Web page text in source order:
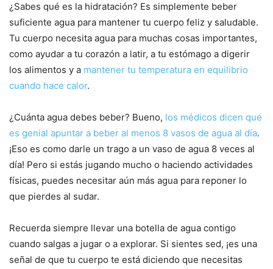
¿Sabes qué es la hidratación? Es simplemente beber
suficiente agua para mantener tu cuerpo feliz y saludable.
Tu cuerpo necesita agua para muchas cosas importantes,
como ayudar a tu corazón a latir, a tu estómago a digerir
los alimentos y a mantener tu temperatura en equilibrio
cuando hace calor.
¿Cuánta agua debes beber? Bueno, los médicos dicen que
es genial apuntar a beber al menos 8 vasos de agua al día.
¡Eso es como darle un trago a un vaso de agua 8 veces al
día! Pero si estás jugando mucho o haciendo actividades
físicas, puedes necesitar aún más agua para reponer lo
que pierdes al sudar.
Recuerda siempre llevar una botella de agua contigo
cuando salgas a jugar o a explorar. Si sientes sed, ¡es una
señal de que tu cuerpo te está diciendo que necesitas